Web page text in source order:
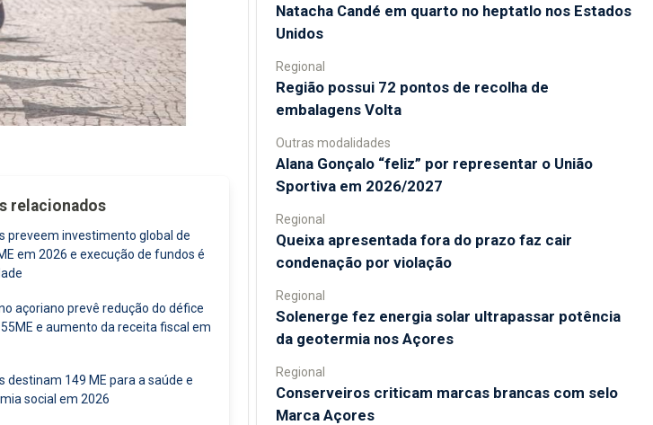
relacionados
preveem investimento global de
em 2026 e execução de fundos é
açoriano prevê redução do défice
e aumento da receita fiscal em
destinam 149 ME para a saúde e
social em 2026
Natacha Candé em quarto no heptatlo nos Estados
Unidos
Regional
Região possui 72 pontos de recolha de
embalagens Volta
Outras modalidades
Alana Gonçalo “feliz” por representar o União
Sportiva em 2026/2027
Regional
Queixa apresentada fora do prazo faz cair
condenação por violação
Regional
Solenerge fez energia solar ultrapassar potência
da geotermia nos Açores
Regional
Conserveiros criticam marcas brancas com selo
Marca Açores